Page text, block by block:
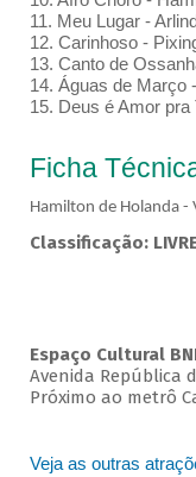
11. Meu Lugar -
12. Carinhoso -
13. Canto de
14. Águas de Março
15. Deus é Amor
Ficha
Hamilton de Holanda -
Classificação:
Espaço Cultural
Avenida República
Próximo ao metrô
Veja as outras